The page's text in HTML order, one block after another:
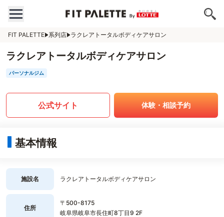
FIT PALETTE 系列店 ラクレアトータルボディケアサロン
ラクレアトータルボディケアサロン
パーソナルジム
公式サイト 体験・相談予約
基本情報
施設名 ラクレアトータルボディケアサロン
住所
〒500-8175
岐阜県岐阜市長住町8丁目9 2F